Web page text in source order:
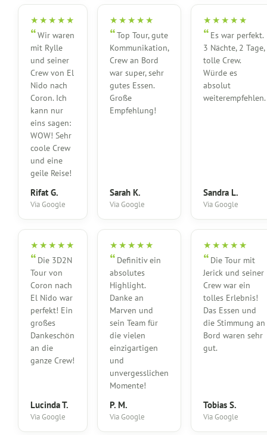
★★★★★
Wir waren
mit Rylle
und seiner
Crew von El
Nido nach
Coron. Ich
kann nur
eins sagen:
WOW! Sehr
coole Crew
und eine
geile Reise!
Rifat G.
Via Google
★★★★★
Top Tour, gute
Kommunikation,
Crew an Bord
war super, sehr
gutes Essen.
Große
Empfehlung!
Sarah K.
Via Google
★★★★★
Es war perfekt.
3 Nächte, 2 Tage,
tolle Crew.
Würde es
absolut
weiterempfehlen.
Sandra L.
Via Google
★★★★★
Die 3D2N
Tour von
Coron nach
El Nido war
perfekt! Ein
großes
Dankeschön
an die
ganze Crew!
Lucinda T.
Via Google
★★★★★
Definitiv ein
absolutes
Highlight.
Danke an
Marven und
sein Team für
die vielen
einzigartigen
und
unvergesslichen
Momente!
P. M.
Via Google
★★★★★
Die Tour mit
Jerick und seiner
Crew war ein
tolles Erlebnis!
Das Essen und
die Stimmung an
Bord waren sehr
gut.
Tobias S.
Via Google